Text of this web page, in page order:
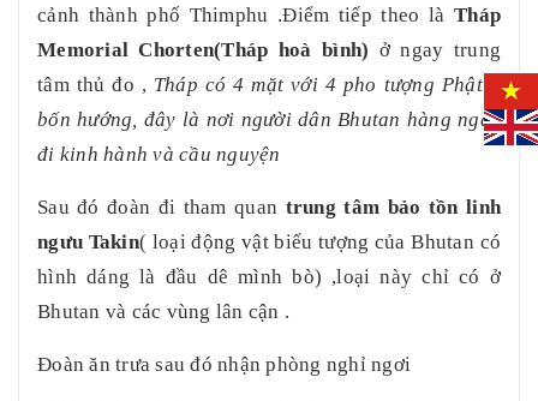
cảnh thành phố Thimphu .Điểm tiếp theo là Tháp
Memorial Chorten(Tháp hoà bình) ở ngay trung
tâm thủ đo , Tháp có 4 mặt với 4 pho tượng Phật ở
bốn hướng, đây là nơi người dân Bhutan hàng ngày
đi kinh hành và cầu nguyện
Sau đó đoàn đi tham quan trung tâm bảo tồn linh
ngưu Takin( loại động vật biểu tượng của Bhutan có
hình dáng là đầu dê mình bò) ,loại này chỉ có ở
Bhutan và các vùng lân cận .
Đoàn ăn trưa sau đó nhận phòng nghỉ ngơi